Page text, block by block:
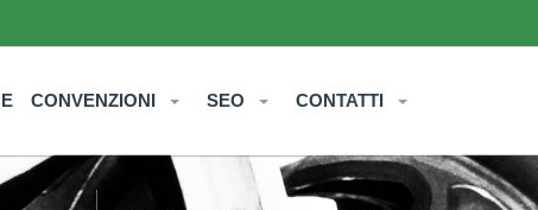
CONVENZIONI SEO CONTATTI